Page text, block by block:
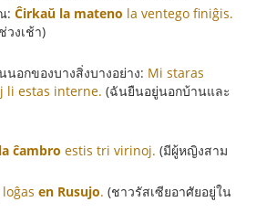
: Ĉirkaŭ la mateno la ventego finiĝis.
งเช้า)
อกของบางสิ่งบางอย่าง: Mi staras
li estas interne. (ฉันยืนอยู่นอกบ้านและ
ĉambro estis tri virinoj. (มีผู้หญิงสาม
en Rusujo. (ชาวรัสเซียอาศัยอยู่ใน